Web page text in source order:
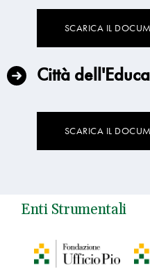
SCARICA IL
Città
SCARICA IL
Enti Strumentali